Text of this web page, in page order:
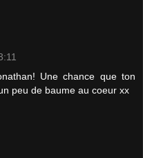
Une chance que ton
peu de baume au coeur xx